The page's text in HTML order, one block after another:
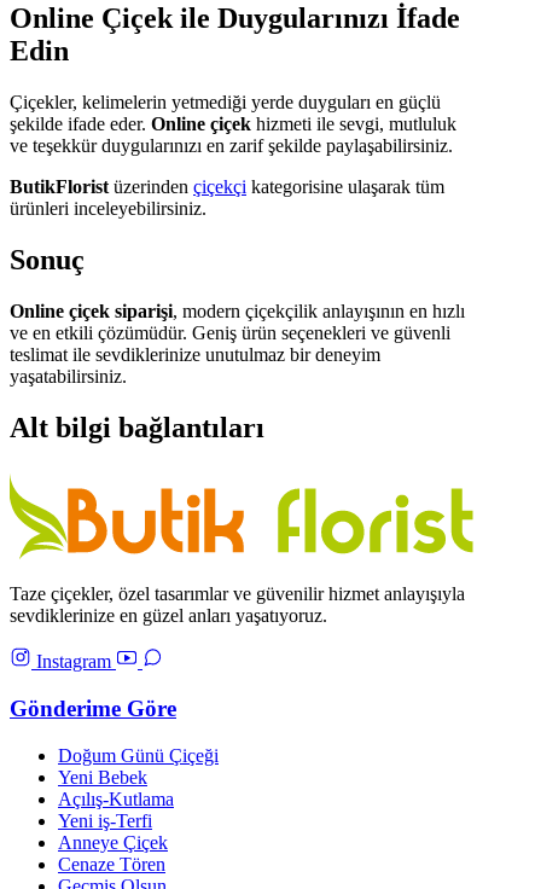
Online Çiçek ile Duygularınızı İfade
Edin
Çiçekler, kelimelerin yetmediği yerde duyguları en güçlü
şekilde ifade eder. Online çiçek hizmeti ile sevgi, mutluluk
ve teşekkür duygularınızı en zarif şekilde paylaşabilirsiniz.
ButikFlorist üzerinden çiçekçi kategorisine ulaşarak tüm
ürünleri inceleyebilirsiniz.
Sonuç
Online çiçek siparişi, modern çiçekçilik anlayışının en hızlı
ve en etkili çözümüdür. Geniş ürün seçenekleri ve güvenli
teslimat ile sevdiklerinize unutulmaz bir deneyim
yaşatabilirsiniz.
Alt bilgi bağlantıları
Taze çiçekler, özel tasarımlar ve güvenilir hizmet anlayışıyla
sevdiklerinize en güzel anları yaşatıyoruz.
Instagram
Gönderime Göre
Doğum Günü Çiçeği
Yeni Bebek
Açılış-Kutlama
Yeni iş-Terfi
Anneye Çiçek
Cenaze Tören